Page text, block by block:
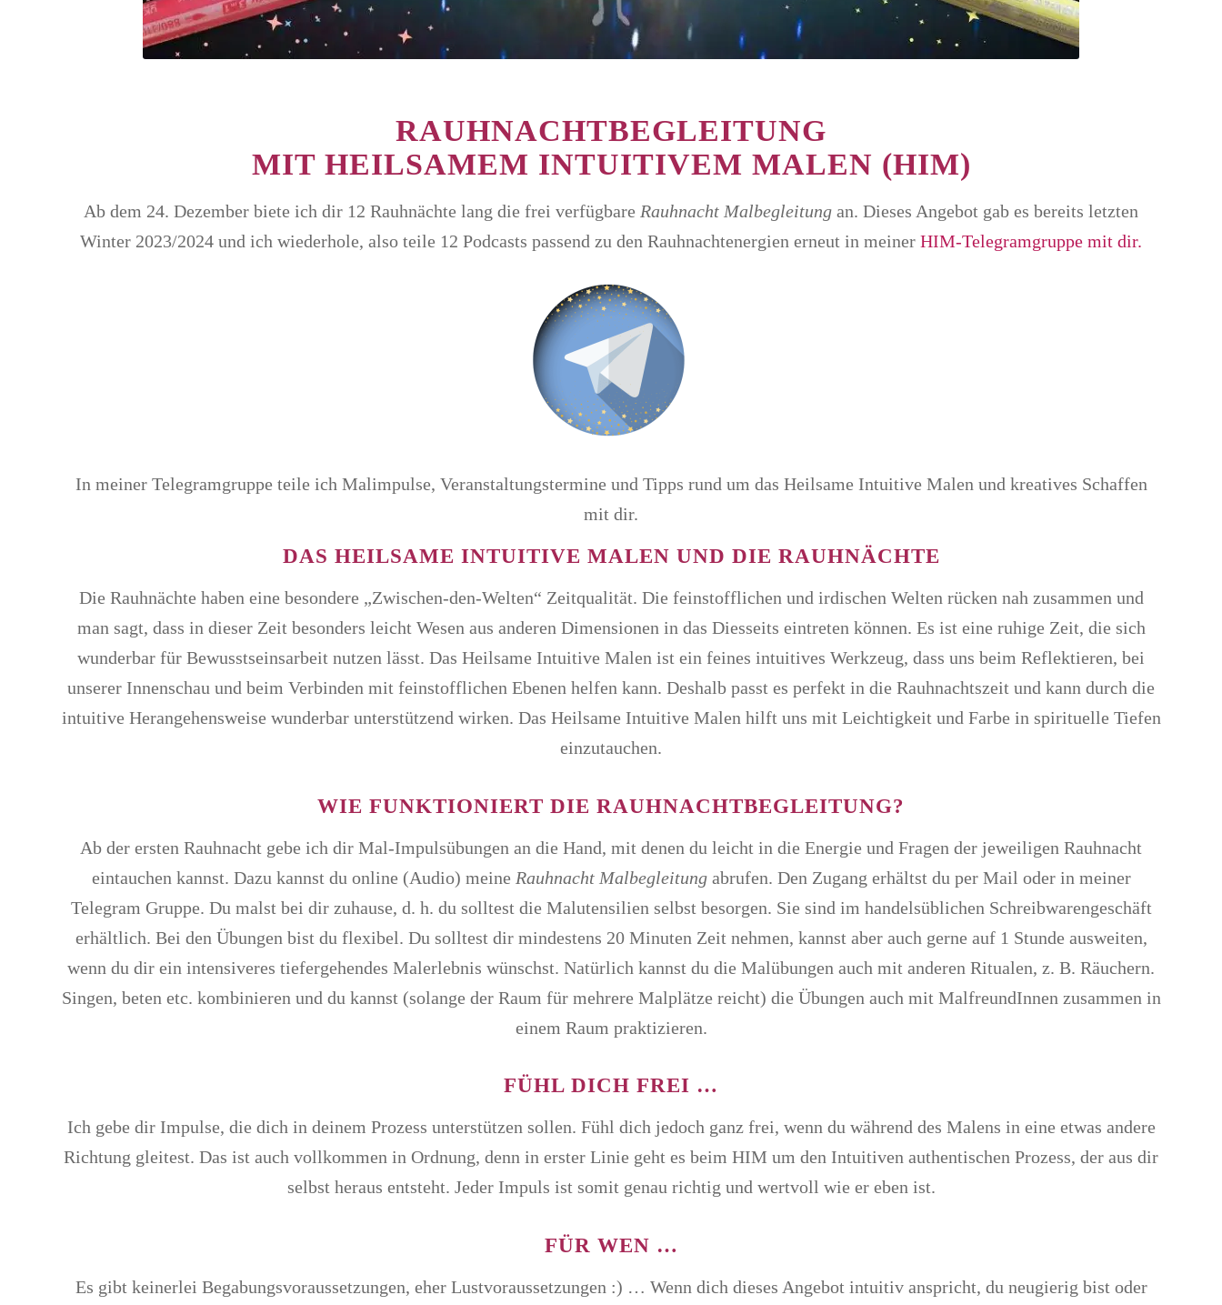
RAUHNACHTBEGLEITUNG
MIT HEILSAMEM INTUITIVEM MALEN (HIM)
Ab dem 24. Dezember biete ich dir 12 Rauhnächte lang die frei verfügbare Rauhnacht Malbegleitung an. Dieses Angebot gab es bereits letzten
Winter 2023/2024 und ich wiederhole, also teile 12 Podcasts passend zu den Rauhnachtenergien erneut in meiner HIM-Telegramgruppe mit dir.
In meiner Telegramgruppe teile ich Malimpulse, Veranstaltungstermine und Tipps rund um das Heilsame Intuitive Malen und kreatives Schaffen
mit dir.
DAS HEILSAME INTUITIVE MALEN UND DIE RAUHNÄCHTE
Die Rauhnächte haben eine besondere „Zwischen-den-Welten“ Zeitqualität. Die feinstofflichen und irdischen Welten rücken nah zusammen und
man sagt, dass in dieser Zeit besonders leicht Wesen aus anderen Dimensionen in das Diesseits eintreten können. Es ist eine ruhige Zeit, die sich
wunderbar für Bewusstseinsarbeit nutzen lässt. Das Heilsame Intuitive Malen ist ein feines intuitives Werkzeug, dass uns beim Reflektieren, bei
unserer Innenschau und beim Verbinden mit feinstofflichen Ebenen helfen kann. Deshalb passt es perfekt in die Rauhnachtszeit und kann durch die
intuitive Herangehensweise wunderbar unterstützend wirken. Das Heilsame Intuitive Malen hilft uns mit Leichtigkeit und Farbe in spirituelle Tiefen
einzutauchen.
WIE FUNKTIONIERT DIE RAUHNACHTBEGLEITUNG?
Ab der ersten Rauhnacht gebe ich dir Mal-Impulsübungen an die Hand, mit denen du leicht in die Energie und Fragen der jeweiligen Rauhnacht
eintauchen kannst. Dazu kannst du online (Audio) meine Rauhnacht Malbegleitungabrufen. Den Zugang erhältst du per Mail oder in meiner
Telegram Gruppe. Du malst bei dir zuhause, d. h. du solltest die Malutensilien selbst besorgen. Sie sind im handelsüblichen Schreibwarengeschäft
erhältlich. Bei den Übungen bist du flexibel. Du solltest dir mindestens 20 Minuten Zeit nehmen, kannst aber auch gerne auf 1 Stunde ausweiten,
wenn du dir ein intensiveres tiefergehendes Malerlebnis wünschst. Natürlich kannst du die Malübungen auch mit anderen Ritualen, z. B. Räuchern.
Singen, beten etc. kombinieren und du kannst (solange der Raum für mehrere Malplätze reicht) die Übungen auch mit MalfreundInnen zusammen in
einem Raum praktizieren.
FÜHL DICH FREI …
Ich gebe dir Impulse, die dich in deinem Prozess unterstützen sollen. Fühl dich jedoch ganz frei, wenn du während des Malens in eine etwas andere
Richtung gleitest. Das ist auch vollkommen in Ordnung, denn in erster Linie geht es beim HIM um den Intuitiven authentischen Prozess, der aus dir
selbst heraus entsteht. Jeder Impuls ist somit genau richtig und wertvoll wie er eben ist.
FÜR WEN …
Es gibt keinerlei Begabungsvoraussetzungen, eher Lustvoraussetzungen :) … Wenn dich dieses Angebot intuitiv anspricht, du neugierig bist oder